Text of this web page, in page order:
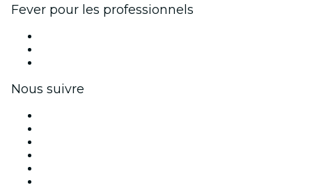
Fever pour les professionnels
Nous suivre